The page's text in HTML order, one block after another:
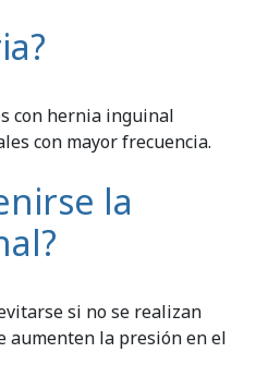
con hernia inguinal
con mayor frecuencia.
la
si no se realizan
aumenten la presión en el